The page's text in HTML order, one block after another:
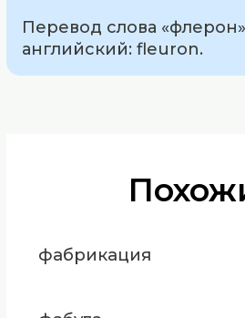
Перевод слова
английский: fleuron.
фабрикация